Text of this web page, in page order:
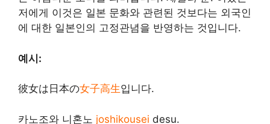
저에게 이것은 일본 문화와 관련된 것보다는 외국인
에 대한 일본인의 고정관념을 반영하는 것입니다.
예시:
彼女は日本の女子高生입니다.
카노조와 니혼노 joshikousei desu.